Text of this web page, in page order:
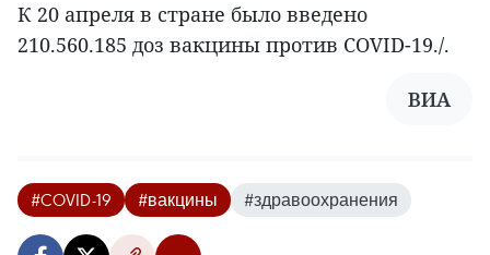
К 20 апреля в стране было введено
210.560.185 доз вакцины против COVID-19./.
ВИА
#COVID-19 #вакцины #здравоохранения